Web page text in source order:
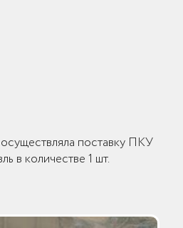
поставку ПКУ
в количестве 1 шт.